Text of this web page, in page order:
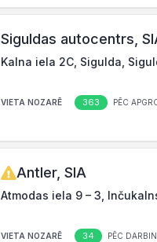
Siguldas autocentrs,
Kalna iela 2C, Sigulda,
VIETA NOZARĒ 363 PĒC
Antler, SIA
Atmodas iela 9 – 3,
VIETA NOZARĒ 34 PĒC